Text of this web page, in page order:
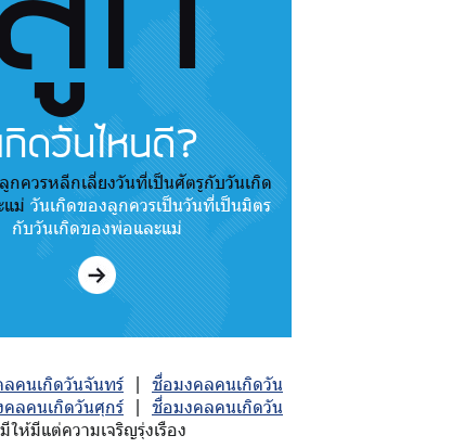
กิดวันไหนดี?
กควรหลีกเลี่ยงวันที่เป็นศัตรูกับวันเกิด
ม่ วันเกิดของลูกควรเป็นวันที่เป็นมิตร
กับวันเกิดของพ่อและแม่
คนเกิดวันจันทร์ | ชื่อมงคลคนเกิดวัน
ลคนเกิดวันศุกร์ | ชื่อมงคลคนเกิดวัน
ห้มีแต่ความเจริญรุ่งเรือง